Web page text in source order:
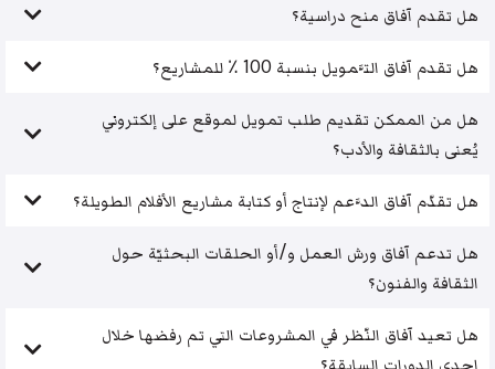
هل تقدم آفاق منح دراسية؟
هل تقدم آفاق التَّمويل بنسبة 100 ٪ للمشاريع؟
هل من الممكن تقديم طلب تمويل لموقع على إلكتروني
يُعنى بالثقافة والأدب؟
هل تقدّم آفاق الدَّعم لإنتاج أو كتابة مشاريع الأفلام الطويلة؟
هل تدعم آفاق ورش العمل و/أو الحلقات البحثيّة حول
الثقافة والفنون؟
هل تعيد آفاق النّظر في المشروعات التي تم رفضها خلال
إحدى الدورات السابقة؟